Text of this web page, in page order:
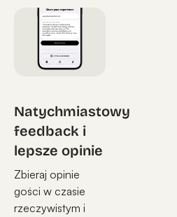
Natychmiastowy
feedback i
lepsze opinie
Zbieraj opinie
gości w czasie
rzeczywistym i